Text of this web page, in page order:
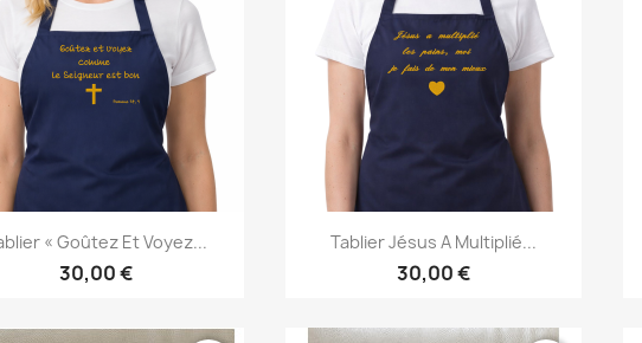
Aperçu rapide
« Goûtez Et Voyez...
30,00 €
Aperçu rapide
Tablier Jésus A Multiplié...
30,00 €